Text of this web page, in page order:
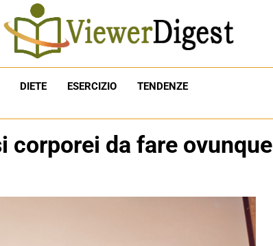
DIETE ESERCIZIO TENDENZE
corporei da fare ovunque